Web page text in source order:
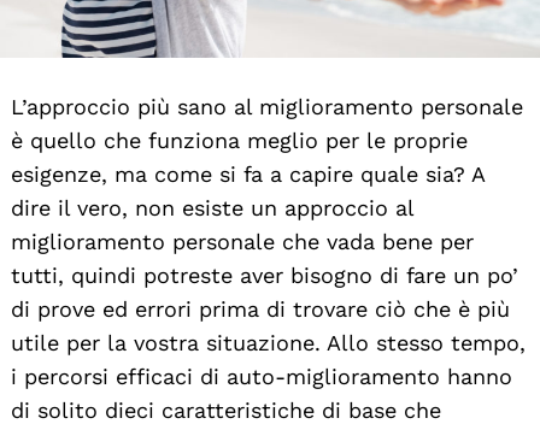
L’approccio più sano al miglioramento personale
è quello che funziona meglio per le proprie
esigenze, ma come si fa a capire quale sia? A
dire il vero, non esiste un approccio al
miglioramento personale che vada bene per
tutti, quindi potreste aver bisogno di fare un po’
di prove ed errori prima di trovare ciò che è più
utile per la vostra situazione. Allo stesso tempo,
i percorsi efficaci di auto-miglioramento hanno
di solito dieci caratteristiche di base che